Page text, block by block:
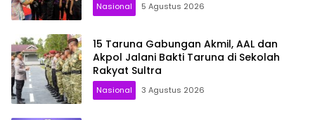
Nasional 5 Agustus 2026
15 Taruna Gabungan Akmil, AAL dan
Akpol Jalani Bakti Taruna di Sekolah
Rakyat Sultra
Nasional 3 Agustus 2026